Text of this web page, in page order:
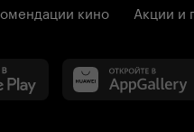
кино Акции и